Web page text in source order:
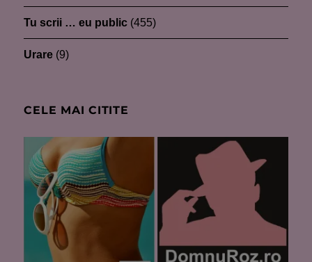
Tu scrii … eu public (455)
Urare (9)
CELE MAI CITITE